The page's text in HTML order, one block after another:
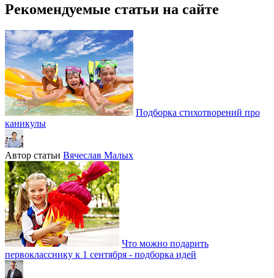
Рекомендуемые статьи на сайте
Подборка стихотворений про
каникулы
Автор статьи Вячеслав Малых
Что можно подарить
первокласснику к 1 сентября - подборка идей